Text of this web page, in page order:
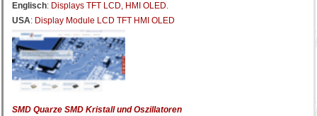
Englisch: Displays TFT LCD, HMI OLED.
USA: Display Module LCD TFT HMI OLED
SMD Quarze SMD Kristall und Oszillatoren